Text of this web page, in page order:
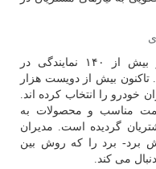
مدیران خودرو شبکه ای متشکل از بیش از ۱۴۰ نمایندگی در
بیش از دویست هزار
را انتخاب کرده اند.
مناسب و محصولات به
گردیده است. مدیران
برد- برد را که روش بین
می کند.